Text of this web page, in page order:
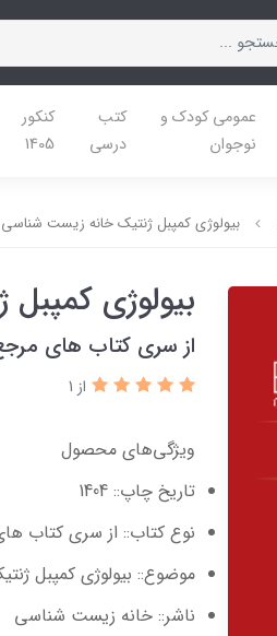
عمومی کودک و
نوجوان
کتب
درسی
کنکور
1405
بیولوژی کمپبل ژنتیک خانه زیست شناسی
بیولوژی
از سری کتاب های
از 1
ویژگی‌های محصول
تاریخ چاپ:: 1404
نوع کتاب:: از سری کتاب
موضوع:: بیولوژی کمپبل
ناشر:: خانه زیست شناسی